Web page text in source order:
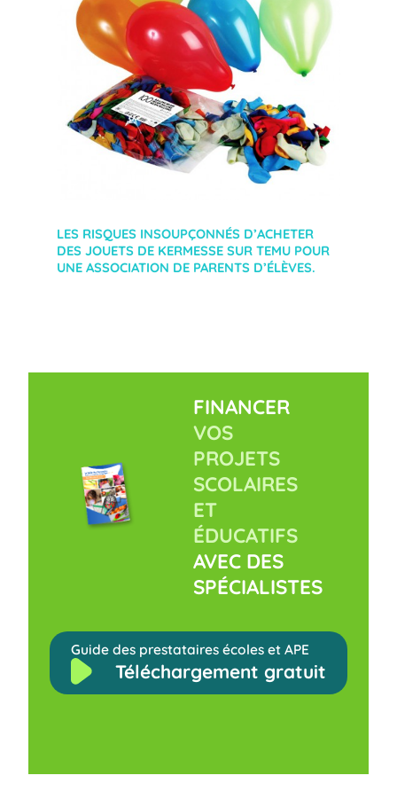
LES RISQUES INSOUPÇONNÉS D’ACHETER
DES JOUETS DE KERMESSE SUR TEMU POUR
UNE ASSOCIATION DE PARENTS D’ÉLÈVES.
FINANCER
VOS
PROJETS
SCOLAIRES
ET
ÉDUCATIFS
AVEC DES
SPÉCIALISTES
Guide des prestataires écoles et APE
Téléchargement gratuit